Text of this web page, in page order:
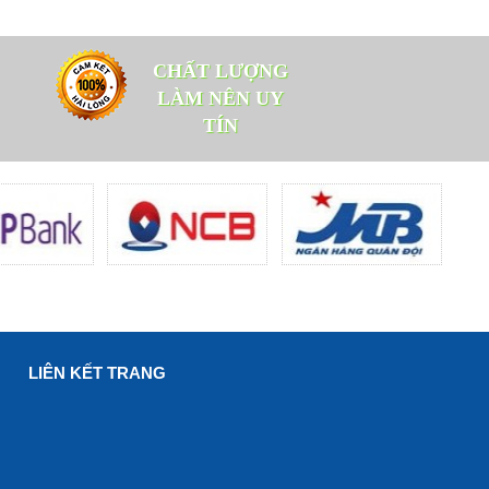
CHẤT LƯỢNG
LÀM NÊN UY
TÍN
LIÊN KẾT TRANG